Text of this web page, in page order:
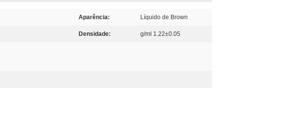
Aparência: Líquido de Brown
Densidade: g/ml 1.22±0.05